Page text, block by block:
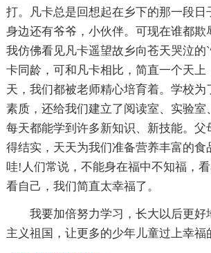
打。凡卡总是回想起在乡下的那一段日
身边还有爷爷，小伙伴。可现在谁都欺
我仿佛看见凡卡遥望故乡向苍天哭泣的
卡同龄，可和凡卡相比，简直一个天上
天，我们都被老师精心培育着。学校为
素质，还给我们建立了阅读室、实验室
每天都能学到许多新知识、新技能。父
得结实，天天为我们准备营养丰富的食
哇!人们常说，不能身在福中不知福，
看自己，我们简直太幸福了。
我要加倍努力学习，长大以后更好
主义祖国，让更多的少年儿童过上幸福